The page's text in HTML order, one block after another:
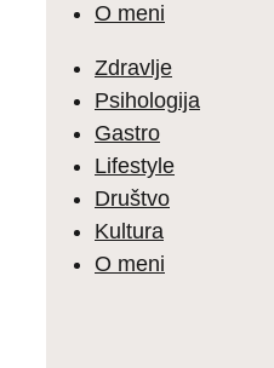
O meni
Zdravlje
Psihologija
Gastro
Lifestyle
Društvo
Kultura
O meni